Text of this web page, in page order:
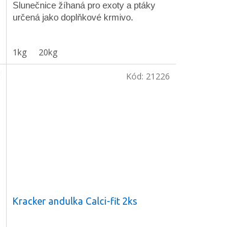
Slunečnice žíhaná pro exoty a ptáky
určená jako doplňkové krmivo.
1kg 20kg
Kracker andulka Calci-fit 2ks
Kód: 21226